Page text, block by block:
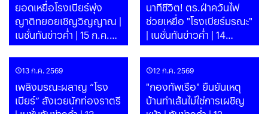
ยอดเหยื่อโรงเบียร์พุ่ง
ญาติทยอยเชิญวิญญาณ |
เนชั่นทันข่าวค่ำ | 15 ก.ค.69
| PART
นาทีชีวิต! ตร.ฝ่าควันไฟ
ช่วยเหยื่อ "โรงเบียร์มรณะ"
| เนชั่นทันข่าวค่ำ | 14
ก.ค.69 | PART
13 ก.ค. 2569
เพลิงมรณะผลาญ “โรง
เบียร์” สังเวยนักท่องราตรี
12 ก.ค. 2569
"กองทัพเรือ" ยืนยันเหตุ
บ้านท่าเส้นไม่ใช่การเผชิญ